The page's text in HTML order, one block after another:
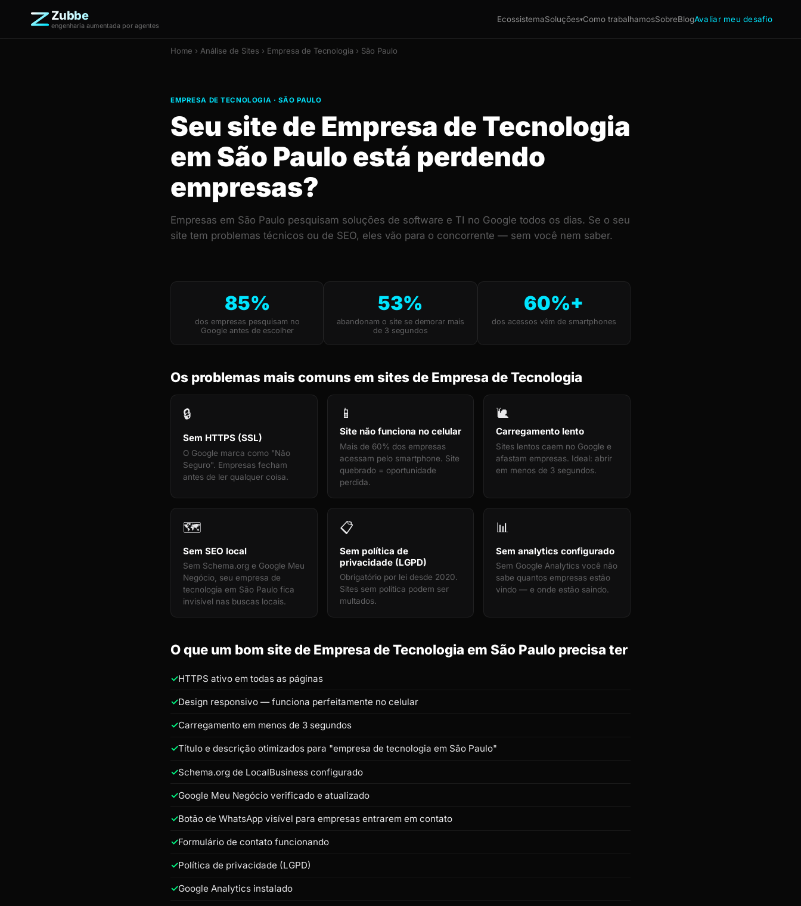
Zubbe
engenharia aumentada por agentes
EcossistemaSoluções▾Como trabalhamosSobreBlogAvaliar meu desafio
Home › Análise de Sites › Empresa de Tecnologia › São Paulo
EMPRESA DE TECNOLOGIA · SÃO PAULO
Seu site de Empresa de Tecnologia
em São Paulo está perdendo
empresas?
Empresas em São Paulo pesquisam soluções de software e TI no Google todos os dias. Se o seu
site tem problemas técnicos ou de SEO, eles vão para o concorrente — sem você nem saber.
85%
dos empresas pesquisam no
Google antes de escolher
53%
abandonam o site se demorar mais
de 3 segundos
60%+
dos acessos vêm de smartphones
Os problemas mais comuns em sites de Empresa de Tecnologia
🔒
Sem HTTPS (SSL)
O Google marca como "Não
Seguro". Empresas fecham
antes de ler qualquer coisa.
📱
Site não funciona no celular
Mais de 60% dos empresas
acessam pelo smartphone. Site
quebrado = oportunidade
perdida.
🐌
Carregamento lento
Sites lentos caem no Google e
afastam empresas. Ideal: abrir
em menos de 3 segundos.
🗺️
Sem SEO local
Sem Schema.org e Google Meu
Negócio, seu empresa de
tecnologia em São Paulo fica
invisível nas buscas locais.
📋
Sem política de
privacidade (LGPD)
Obrigatório por lei desde 2020.
Sites sem política podem ser
multados.
📊
Sem analytics configurado
Sem Google Analytics você não
sabe quantos empresas estão
vindo — e onde estão saindo.
O que um bom site de Empresa de Tecnologia em São Paulo precisa ter
HTTPS ativo em todas as páginas
Design responsivo — funciona perfeitamente no celular
Carregamento em menos de 3 segundos
Título e descrição otimizados para "empresa de tecnologia em São Paulo"
Schema.org de LocalBusiness configurado
Google Meu Negócio verificado e atualizado
Botão de WhatsApp visível para empresas entrarem em contato
Formulário de contato funcionando
Política de privacidade (LGPD)
Google Analytics instalado